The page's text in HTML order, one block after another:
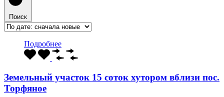
Поиск
Подробнее
Земельный участок 15 соток хутором вблизи пос.
Торфяное